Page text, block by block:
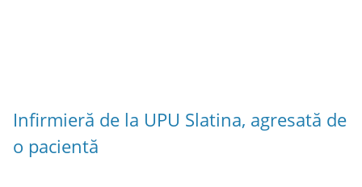
Infirmieră de la UPU Slatina, agresată de
o pacientă